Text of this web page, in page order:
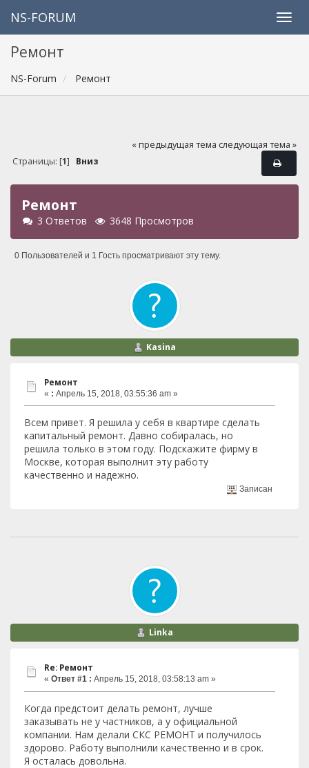
NS-FORUM
Ремонт
NS-Forum Ремонт
« предыдущая тема следующая тема »
Страницы: [1] Вниз
Ремонт
3 Ответов 3648 Просмотров
0 Пользователей и 1 Гость просматривают эту тему.
Kasina
Ремонт
« : Апрель 15, 2018, 03:55:36 am »
Всем привет. Я решила у себя в квартире сделать
капитальный ремонт. Давно собиралась, но
решила только в этом году. Подскажите фирму в
Москве, которая выполнит эту работу
качественно и надежно.
Записан
Linka
Re: Ремонт
« Ответ #1 : Апрель 15, 2018, 03:58:13 am »
Когда предстоит делать ремонт, лучше
заказывать не у частников, а у официальной
компании. Нам делали СКС РЕМОНТ и получилось
здорово. Работу выполнили качественно и в срок.
Я осталась довольна.